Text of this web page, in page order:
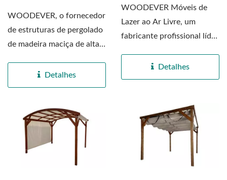
WOODEVER, o fornecedor
de estruturas de pergolado
de madeira maciça de alta
Detalhes
WOODEVER Móveis de
Lazer ao Ar Livre, um
fabricante profissional líder
Detalhes